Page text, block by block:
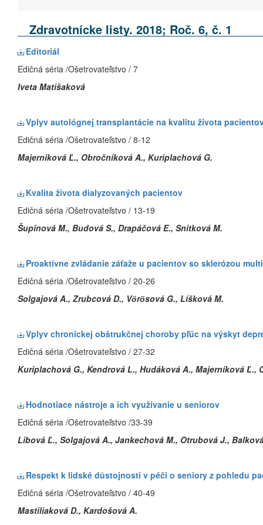
Zdravotnícke listy. 2018; Roč. 6, č. 1
Editoriál
Edičná séria /Ošetrovateľstvo / 7
Iveta Matišaková
Vplyv autológnej transplantácie na kvalitu života
Edičná séria /Ošetrovateľstvo / 8-12
Majerníková Ľ., Obročníková A., Kuriplachová G.
Kvalita života dialyzovaných pacientov
Edičná séria /Ošetrovateľstvo / 13-19
Šupínová M., Budová S., Drapáčová E., Snitková M.
Proaktívne zvládanie záťaže u pacientov so sklerózou
Edičná séria /Ošetrovateľstvo / 20-26
Solgajová A., Zrubcová D., Vӧrӧsová G., Líšková M.
Vplyv chronickej obštrukčnej choroby pľúc na výskyt
Edičná séria /Ošetrovateľstvo / 27-32
Kuriplachová G., Kendrová L., Hudáková A., Majerníková Ľ.,
Hodnotiace nástroje a ich využívanie u seniorov
Edičná séria /Ošetrovateľstvo /33-39
Libová Ľ., Solgajová A., Jankechová M., Otrubová J.,
Respekt k lidské důstojnosti v péči o seniory z pohledu
Edičná séria /Ošetrovateľstvo / 40-49
Mastiliaková D., Kardošová A.